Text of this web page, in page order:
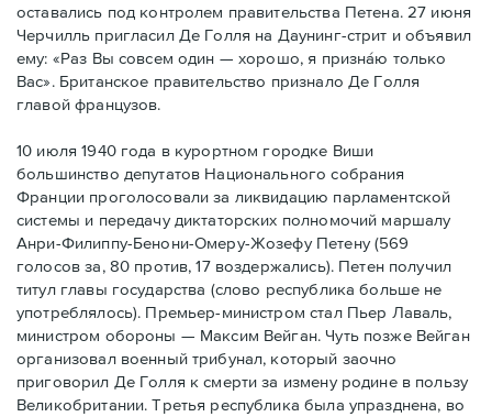
оставались под контролем правительства Петена. 27 июня
Черчилль пригласил Де Голля на Даунинг-стрит и объявил
ему: «Раз Вы совсем один — хорошо, я признáю только
Вас». Британское правительство признало Де Голля
главой французов.
10 июля 1940 года в курортном городке Виши
большинство депутатов Национального собрания
Франции проголосовали за ликвидацию парламентской
системы и передачу диктаторских полномочий маршалу
Анри-Филиппу-Бенони-Омеру-Жозефу Петену (569
голосов за, 80 против, 17 воздержались). Петен получил
титул главы государства (слово республика больше не
употреблялось). Премьер-министром стал Пьер Лаваль,
министром обороны — Максим Вейган. Чуть позже Вейган
организовал военный трибунал, который заочно
приговорил Де Голля к смерти за измену родине в пользу
Великобритании. Третья республика была упразднена, во